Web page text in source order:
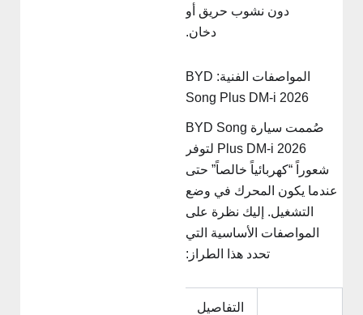
دون نشوب حريق أو
دخان.
المواصفات الفنية: BYD
Song Plus DM-i 2026
صُممت سيارة BYD Song
Plus DM-i 2026 لتوفر
شعوراً “كهربائياً خالصاً” حتى
عندما يكون المحرك في وضع
التشغيل. إليك نظرة على
المواصفات الأساسية التي
تحدد هذا الطراز:
التفاصيل